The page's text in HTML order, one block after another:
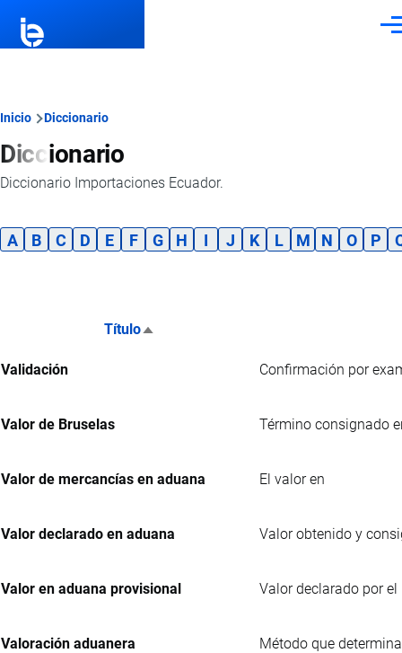
Ruta
de
navegación
Inicio Diccionario
Diccionario
Diccionario Importaciones Ecuador.
A B C D E F G H I J K L M N O P
Título Ordenar descendente
Validación Confirmación por
Valor de Bruselas Término consignado
Valor de mercancías en aduana El valor en
Valor declarado en aduana Valor obtenido y
Valor en aduana provisional Valor declarado por el
Valoración aduanera Método que